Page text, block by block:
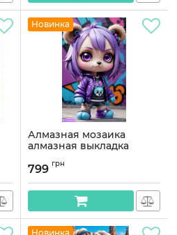
Новинка
Алмазная мозаика
алмазная выкладка
OG00779SB
Артикул:OG00779SB
799 грн
Новинка